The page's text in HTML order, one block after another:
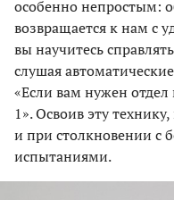
особенно непростым:
возвращается к нам с
вы научитесь
слушая
«Если вам нужен
1». Освоив эту
и при столкновении с
испытаниями.